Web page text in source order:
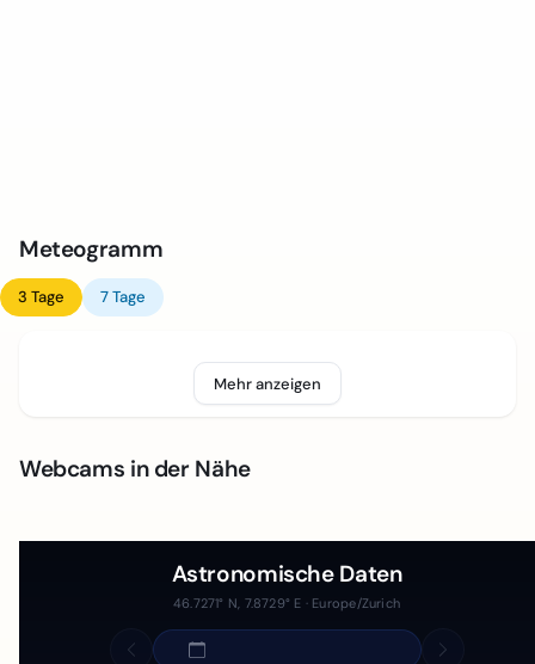
Meteogramm
3 Tage 7 Tage
Mehr anzeigen
Webcams in der Nähe
Astronomische Daten
46.7271° N, 7.8729° E · Europe/Zurich